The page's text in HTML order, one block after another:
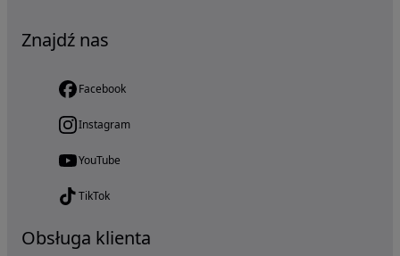
Znajdź nas
Facebook
Instagram
YouTube
TikTok
Obsługa klienta